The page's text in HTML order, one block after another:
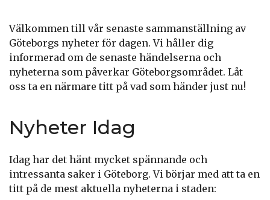
Välkommen till vår senaste sammanställning av
Göteborgs nyheter för dagen. Vi håller dig
informerad om de senaste händelserna och
nyheterna som påverkar Göteborgsområdet. Låt
oss ta en närmare titt på vad som händer just nu!
Nyheter Idag
Idag har det hänt mycket spännande och
intressanta saker i Göteborg. Vi börjar med att ta en
titt på de mest aktuella nyheterna i staden: